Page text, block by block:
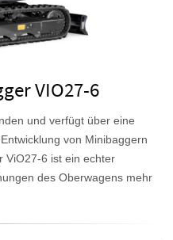
VIO27-6
und verfügt über eine
von Minibaggern
ViO27-6 ist ein echter
des Oberwagens mehr